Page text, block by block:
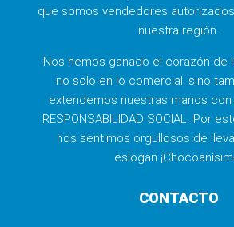
que somos vendedores
nuestra región.
Nos hemos ganado el corazón de
no solo en lo comercial, sino
extendemos nuestras manos
RESPONSABILIDAD SOCIAL. Por
nos sentimos orgullosos de
eslogan
CONTACTO